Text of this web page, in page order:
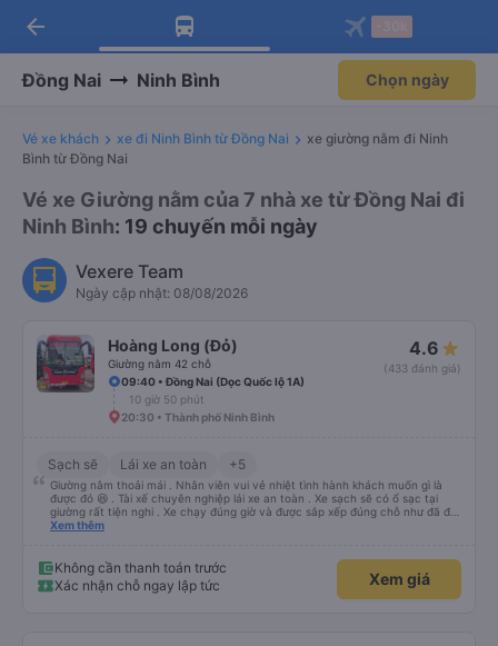
Tải app Vexere ngay!
Nhận ưu đãi thành viên độc
Mở app
Tải app Vexere
-30k/ghế khi đặt vé máy bay qua
Mở app
arrow_back
Đồng Nai Ninh Bình Chọn ngày
Vé xe khách xe đi Ninh Bình từ Đồng Nai
xe giường nằm đi Ninh
Bình từ Đồng Nai
Vé xe Giường nằm của 7 nhà xe từ Đồng Nai đi
Ninh Bình: 19 chuyến mỗi ngày
Vexere Team
Ngày cập nhật: 08/08/2026
Hoàng Long (Đỏ)
Giường nằm 42 chỗ
4.6
(433 đánh giá)
09:40 • Đồng Nai (Dọc Quốc lộ 1A)
10 giờ 50 phút
20:30 • Thành phố Ninh Bình
Sạch sẽ Lái xe an toàn +5
Giường nằm thoải mái . Nhân viên vui vẻ nhiệt tình hành khách muốn gì là
được đó 😆 . Tài xế chuyên nghiệp lái xe an toàn . Xe sạch sẽ có ổ sạc tại
giường rất tiện nghi . Xe chạy đúng giờ và được sắp xếp đúng chỗ như đã đặt
. Điểm 10 cho hoàng long đỏ 👍
Xem thêm
Không cần thanh toán trước
Xác nhận chỗ ngay lập tức
Xem giá